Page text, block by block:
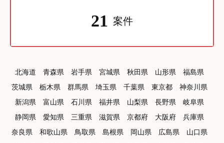
21 案件
北海道 青森県 岩手県 宮城県 秋田県 山形県
福島県
茨城県
栃木県 群馬県 埼玉県 千葉県 東京都
神奈川県
新潟県
富山県 石川県 福井県 山梨県 長野県
岐阜県
静岡県
愛知県 三重県 滋賀県 京都府 大阪府
兵庫県
奈良県
和歌山県 鳥取県 島根県 岡山県 広島県
山口県